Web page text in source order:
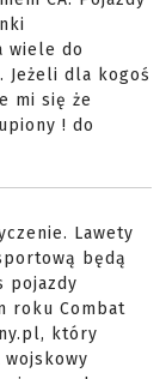
wiele do
Jeżeli dla kogoś
mi się że
! do
Lawety
będą
pojazdy
roku Combat
który